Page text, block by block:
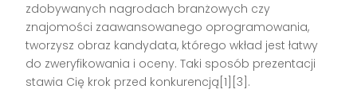
zdobywanych nagrodach branżowych czy
znajomości zaawansowanego oprogramowania,
tworzysz obraz kandydata, którego wkład jest łatwy
do zweryfikowania i oceny. Taki sposób prezentacji
stawia Cię krok przed konkurencją[1][3].